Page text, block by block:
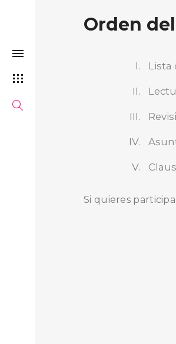
Orden
Lista
Si quieres